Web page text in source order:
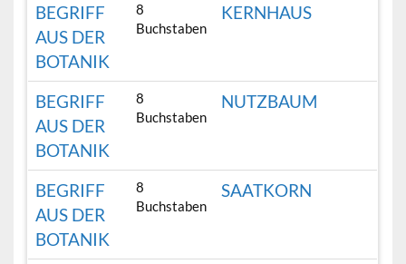
BEGRIFF
AUS DER
BOTANIK
8
Buchstaben
KERNHAUS
BEGRIFF
AUS DER
BOTANIK
8
Buchstaben
NUTZBAUM
BEGRIFF
AUS DER
BOTANIK
8
Buchstaben
SAATKORN